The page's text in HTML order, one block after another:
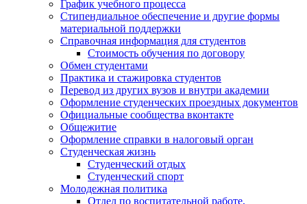
График учебного процесса
Стипендиальное обеспечение и другие формы
материальной поддержки
Справочная информация для студентов
Cтоимость обучения по договору
Обмен студентами
Практика и стажировка студентов
Перевод из других вузов и внутри академии
Оформление студенческих проездных документов
Официальные сообщества вконтакте
Общежитие
Оформление справки в налоговый орган
Студенческая жизнь
Студенческий отдых
Студенческий спорт
Молодежная политика
Отдел по воспитательной работе,